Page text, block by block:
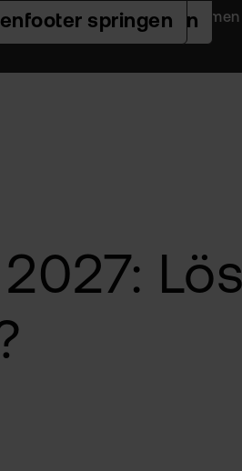
springen
springen
springen
Handeln Plattformen